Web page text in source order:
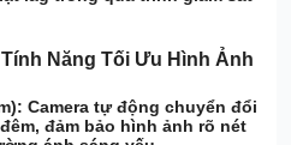
Năng Tối Ưu Hình Ảnh
Camera tự động chuyển đổi
đảm bảo hình ảnh rõ nét